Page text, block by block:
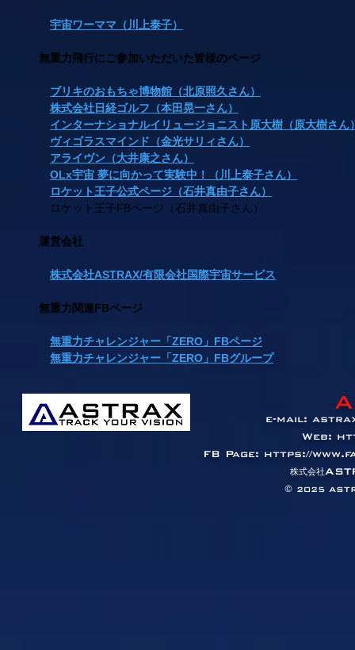
宇宙ワーママ（川上泰子）
無重力飛行にご参加いただいた皆様のページ
ブリキのおもちゃ博物館（北原照久さん）
株式会社日経ゴルフ（本田晃一さん）
インターナショナルイリュージョニスト原大樹（原大樹さん
ヴィゴラスマインド（金光サリィさん）
アライヴン（大井康之さん）
OLx宇宙 夢に向かって実験中！（川上泰子さん）
ロケット王子公式ページ（石井真由子さん）
ロケット王子FBページ（石井真由子さん）
運営会社
株式会社ASTRAX/有限会社国際宇宙サービス
無重力関連FBページ
無重力チャレンジャー「ZERO」FBページ
無重力チャレンジャー「ZERO」 FBグループ
e-mail:
Web:
FB Page: https://
​株式会社
© 2025